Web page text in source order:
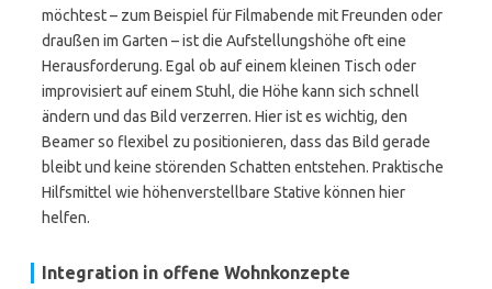
möchtest – zum Beispiel für Filmabende mit Freunden oder
draußen im Garten – ist die Aufstellungshöhe oft eine
Herausforderung. Egal ob auf einem kleinen Tisch oder
improvisiert auf einem Stuhl, die Höhe kann sich schnell
ändern und das Bild verzerren. Hier ist es wichtig, den
Beamer so flexibel zu positionieren, dass das Bild gerade
bleibt und keine störenden Schatten entstehen. Praktische
Hilfsmittel wie höhenverstellbare Stative können hier
helfen.
Integration in offene Wohnkonzepte